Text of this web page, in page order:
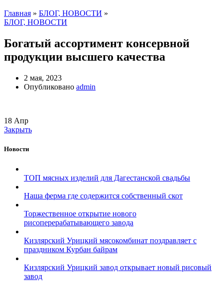
Главная » БЛОГ, НОВОСТИ »
БЛОГ, НОВОСТИ
Богатый ассортимент консервной
продукции высшего качества
2 мая, 2023
Опубликовано admin
18 Апр
Закрыть
Новости
ТОП мясных изделий для Дагестанской свадьбы
Наша ферма где содержится собственный скот
Торжественное открытие нового
рисоперерабатывающего завода
Кизлярский Урицкий мясокомбинат поздравляет с
праздником Курбан байрам
Кизлярский Урицкий завод открывает новый рисовый
завод